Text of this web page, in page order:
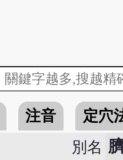
注音 定穴
別名